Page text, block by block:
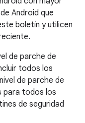
Android que
boletín y utilicen
de parche de
todos los
de parche de
para todos los
de seguridad